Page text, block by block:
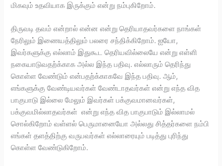
மிகவும் உதவியாக இருக்கும் என்று நம்புகிறோம்.
திருவடி தவம் என்றால் என்ன என்று தெரியாதவர்களை நாங்கள்
நேரிலும் இணையத்திலும் பலரை சந்திக்கிறோம். ஐயோ,
இவர்களுக்கு எல்லாம் இதுகூட தெரியவில்லையே என்று எள்ளி
நகையாடுவதற்க்காக அல்ல இந்த பதிவு. எல்லாரும் தெரிந்து
கொள்ள வேண்டும் என்பதற்க்காகவே இந்த பதிவு. ஆம்,
எங்களுக்கு வேண்டியவர்கள் வேண்டாதவர்கள் என்று எந்த வித
பாகுபாடு இல்லை மேலும் இவர்கள் பக்குவமானவர்கள்,
பக்குவமில்லாதவர்கள் என்று எந்த வித பாகுபாடும் இல்லாமல்
சொல்கிறோம் வள்ளல் பெருமானையோ அல்லது சித்தர்களை நம்பி
எங்கள் தளத்திற்கு வருபவர்கள் எல்லாரையும் படித்து புரிந்து
கொள்ள வேண்டுகிறோம்.